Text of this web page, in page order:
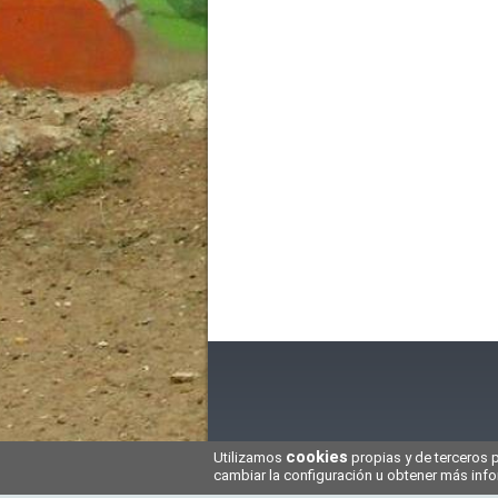
HHG 2005-2026 Ayuda Contacto
Utilizamos cookies propias y de terceros
cambiar la configuración u obtener más